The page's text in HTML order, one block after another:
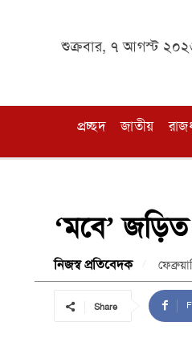
শুক্রবার, ৭ আগস্ট
প্রচ্ছদ জাতীয়
‘মবে’ জড়িত
নিজস্ব প্রতিবেদক
Share